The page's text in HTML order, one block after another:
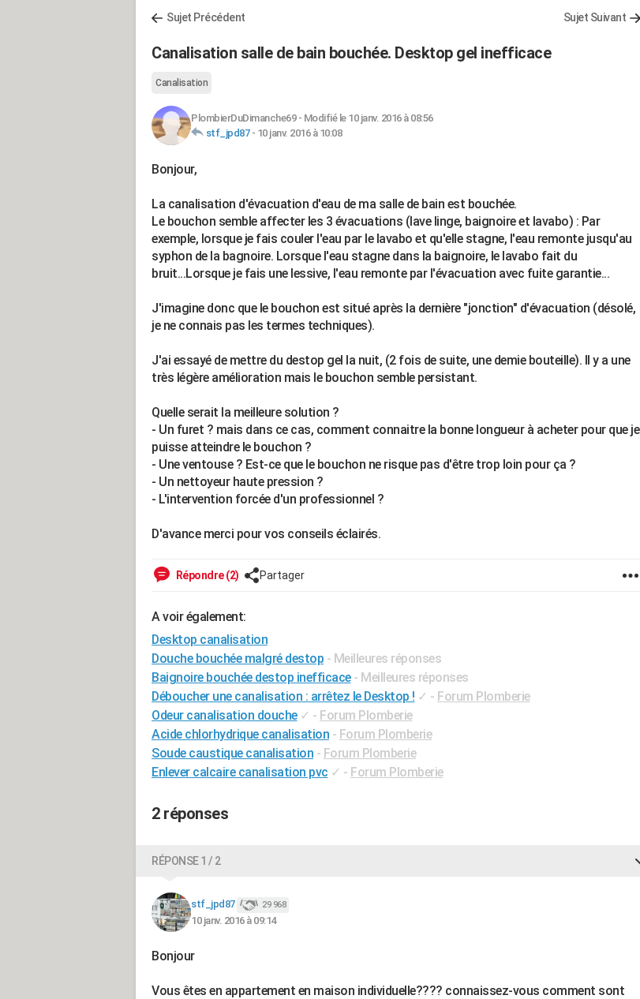
Sujet Précédent Sujet Suivant
Canalisation salle de bain bouchée. Desktop gel inefficace
Canalisation
PlombierDuDimanche69- Modifié le 10 janv. 2016 à 08:56
stf_jpd87- 10 janv. 2016 à 10:08
Bonjour,
La canalisation d'évacuation d'eau de ma salle de bain est bouchée.
Le bouchon semble affecter les 3 évacuations (lave linge, baignoire et lavabo) : Par
exemple, lorsque je fais couler l'eau par le lavabo et qu'elle stagne, l'eau remonte jusqu'au
syphon de la bagnoire. Lorsque l'eau stagne dans la baignoire, le lavabo fait du
bruit...Lorsque je fais une lessive, l'eau remonte par l'évacuation avec fuite garantie...
J'imagine donc que le bouchon est situé après la dernière "jonction" d'évacuation (désolé,
je ne connais pas les termes techniques).
J'ai essayé de mettre du destop gel la nuit, (2 fois de suite, une demie bouteille). Il y a une
très légère amélioration mais le bouchon semble persistant.
Quelle serait la meilleure solution ?
- Un furet ? mais dans ce cas, comment connaitre la bonne longueur à acheter pour que je
puisse atteindre le bouchon ?
- Une ventouse ? Est-ce que le bouchon ne risque pas d'être trop loin pour ça ?
- Un nettoyeur haute pression ?
- L'intervention forcée d'un professionnel ?
D'avance merci pour vos conseils éclairés.
Répondre (2) Partager
A voir également:
Desktop canalisation
Douche bouchée malgré destop - Meilleures réponses
Baignoire bouchée destop inefficace - Meilleures réponses
Déboucher une canalisation : arrêtez le Desktop ! ✓ - Forum Plomberie
Odeur canalisation douche ✓ - Forum Plomberie
Acide chlorhydrique canalisation - Forum Plomberie
Soude caustique canalisation - Forum Plomberie
Enlever calcaire canalisation pvc ✓ - Forum Plomberie
2 réponses
RÉPONSE 1 / 2
stf_jpd87 29 968
10 janv. 2016 à 09:14
Bonjour
Vous êtes en appartement en maison individuelle???? connaissez-vous comment sont